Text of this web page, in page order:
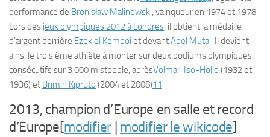
performance de Bronisław Malinowski, vainqueur en 1974 et 1978.
Lors des jeux olympiques 2012 à Londres, il obtient la médaille
d’argent derrière Ezekiel Kemboi et devantAbel Mutai. Il devient
ainsi le troisième athlète à monter sur deux podiums olympiques
consécutifs sur 3 000 m steeple, aprèsVolmari Iso-Hollo (1932 et
1936) et Brimin Kipruto (2004 et 2008)11.
2013, champion d’Europe en salle et record
d’Europe[modifier| modifier le wikicode]